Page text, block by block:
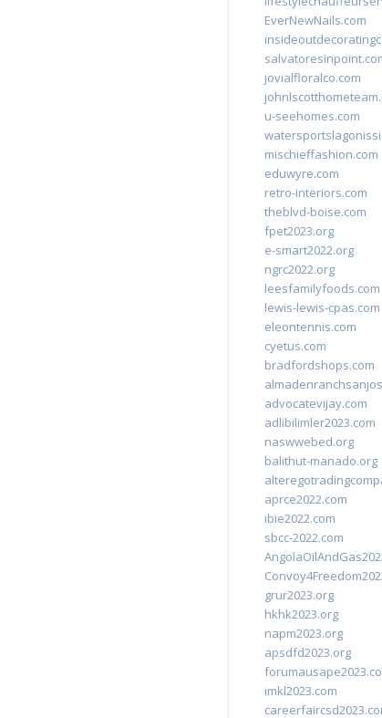
EverNewNails.com
jovialfloralco.com
u-seehomes.com
mischieffashion.com
eduwyre.com
retro-interiors.com
theblvd-boise.com
fpet2023.org
e-smart2022.org
ngrc2022.org
leesfamilyfoods.com
lewis-lewis-cpas.com
eleontennis.com
cyetus.com
bradfordshops.com
advocatevijay.com
adlibilimler2023.com
naswwebed.org
balithut-manado.org
aprce2022.com
ibie2022.com
sbcc-2022.com
grur2023.org
hkhk2023.org
napm2023.org
apsdfd2023.org
imkl2023.com